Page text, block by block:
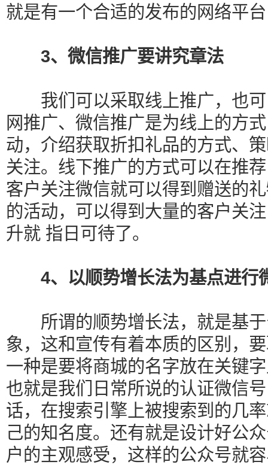
就是有一个合适的发布的网络平
3、微信推广要讲究章法
我们可以采取线上推广，也可
网推广、微信推广是为线上的方
动，介绍获取折扣礼品的方式、
关注。线下推广的方式可以在推
客户关注微信就可以得到赠送的
的活动，可以得到大量的客户关
升就 指日可待了。
4、以顺势增长法为基点进行
所谓的顺势增长法，就是基于
象，这和宣传有着本质的区别，
一种是要将商城的名字放在关键
也就是我们日常所说的认证微信
话，在搜索引擎上被搜索到的几
己的知名度。还有就是设计好公
户的主观感受，这样的公众号就